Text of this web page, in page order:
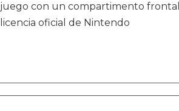
juego con un compartimento
licencia oficial de Nintendo